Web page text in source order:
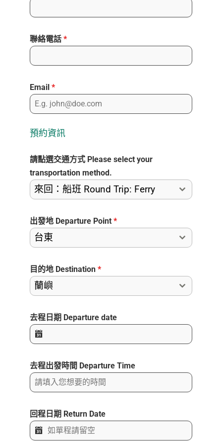
聯絡電話 *
Email *
預約資訊
請點選交通方式 Please select your
transportation method.
來回：船班 Round Trip: Ferry
出發地 Departure Point *
台東
目的地 Destination *
蘭嶼
去程日期 Departure date
去程出發時間 Departure Time
回程日期 Return Date